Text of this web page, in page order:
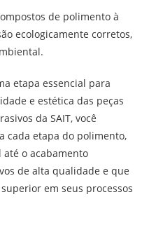
de polimento à
ecologicamente corretos,
etapa essencial para
e estética das peças
da SAIT, você
cada etapa do polimento,
o acabamento
de alta qualidade e que
em seus processos